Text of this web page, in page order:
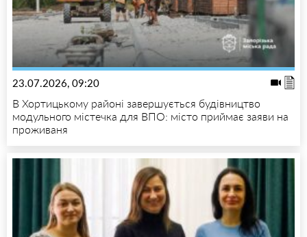
23.07.2026, 09:20
В Хортицькому районі завершується будівництво
модульного містечка для ВПО: місто приймає заяви на
проживаня